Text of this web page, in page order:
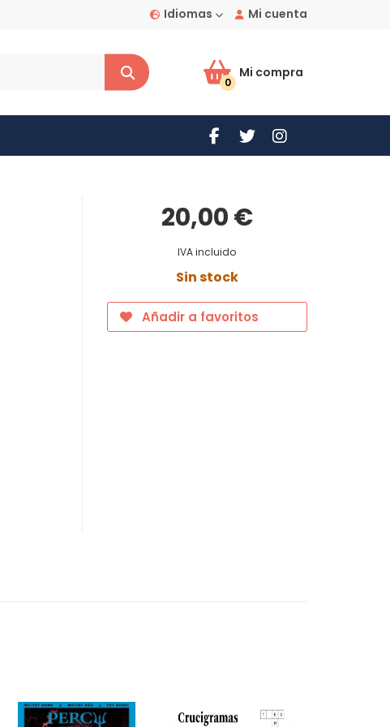
Mi cuenta
Idiomas
Mi compra
0
20,00 €
IVA incluido
Sin stock
Añadir a favoritos